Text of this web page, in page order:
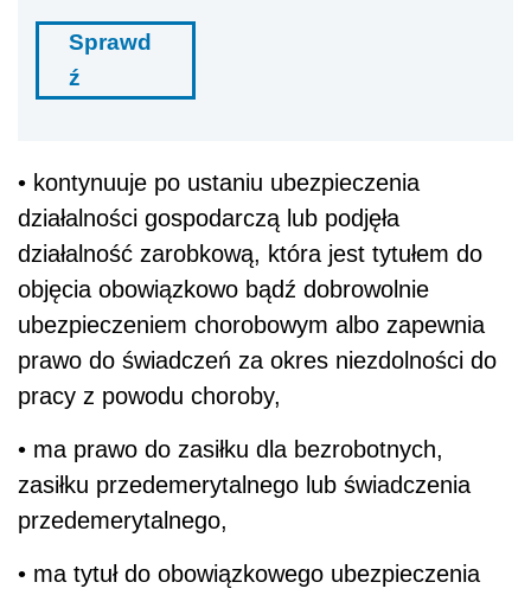
Sprawd
ź
• kontynuuje po ustaniu ubezpieczenia
działalności gospodarczą lub podjęła
działalność zarobkową, która jest tytułem do
objęcia obowiązkowo bądź dobrowolnie
ubezpieczeniem chorobowym albo zapewnia
prawo do świadczeń za okres niezdolności do
pracy z powodu choroby,
• ma prawo do zasiłku dla bezrobotnych,
zasiłku przedemerytalnego lub świadczenia
przedemerytalnego,
• ma tytuł do obowiązkowego ubezpieczenia